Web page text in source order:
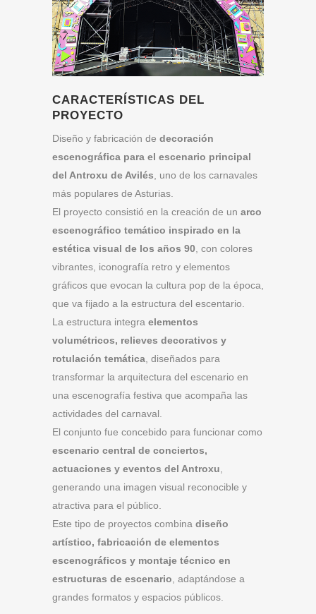
CARACTERÍSTICAS DEL
PROYECTO
Diseño y fabricación de decoración
escenográfica para el escenario principal
del Antroxu de Avilés , uno de los carnavales
más populares de Asturias.
El proyecto consistió en la creación de un arco
escenográfico temático inspirado en la
estética visual de los años 90 , con colores
vibrantes, iconografía retro y elementos
gráficos que evocan la cultura pop de la época,
que va fijado a la estructura del escentario.
La estructura integra elementos
volumétricos, relieves decorativos y
rotulación temática , diseñados para
transformar la arquitectura del escenario en
una escenografía festiva que acompaña las
actividades del carnaval.
El conjunto fue concebido para funcionar como
escenario central de conciertos,
actuaciones y eventos del Antroxu
generando una imagen visual reconocible y
atractiva para el público.
Este tipo de proyectos combina diseño
artístico, fabricación de elementos
escenográficos y montaje técnico en
estructuras de escenario , adaptándose a
grandes formatos y espacios públicos.